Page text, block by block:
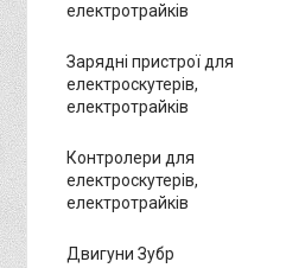
електротрайків
Зарядні пристрої для
електроскутерів,
електротрайків
Контролери для
електроскутерів,
електротрайків
Двигуни Зубр